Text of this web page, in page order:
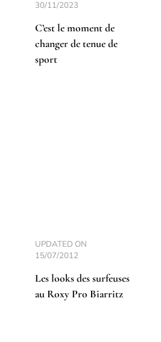
30/11/2023
C’est le moment de
changer de tenue de
sport
UPDATED ON
15/07/2012
Les looks des surfeuses
au Roxy Pro Biarritz